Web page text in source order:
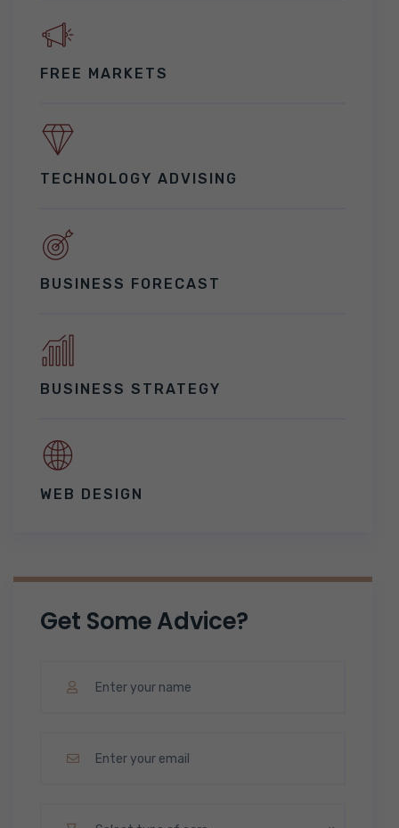
FREE MARKETS
TECHNOLOGY ADVISING
BUSINESS FORECAST
BUSINESS STRATEGY
WEB DESIGN
Get Some Advice?